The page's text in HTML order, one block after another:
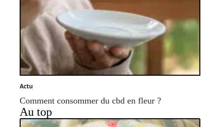
Actu
Comment consommer du cbd en fleur ?
Au top